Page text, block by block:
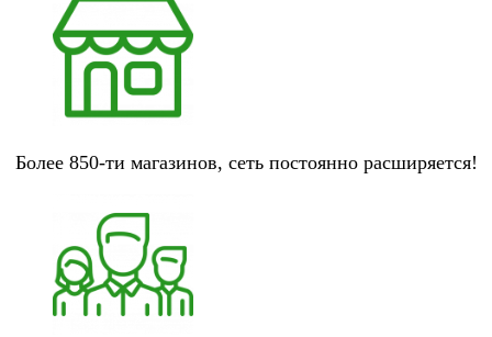
Более 850-ти магазинов, сеть постоянно расширяется!